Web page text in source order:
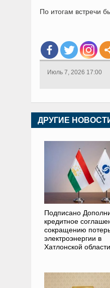
По итогам встречи
Июль 7, 2026 17:00
ДРУГИЕ
Подписано
кредитное
сокращению
электроэнергии в
Хатлонской области